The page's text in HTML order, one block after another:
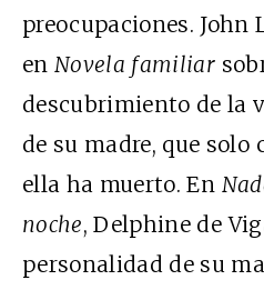
preocupaciones. John
enNovela familiar
descubrimiento de la
de su madre, que solo
ella ha muerto. En
noche, Delphine de
personalidad de su